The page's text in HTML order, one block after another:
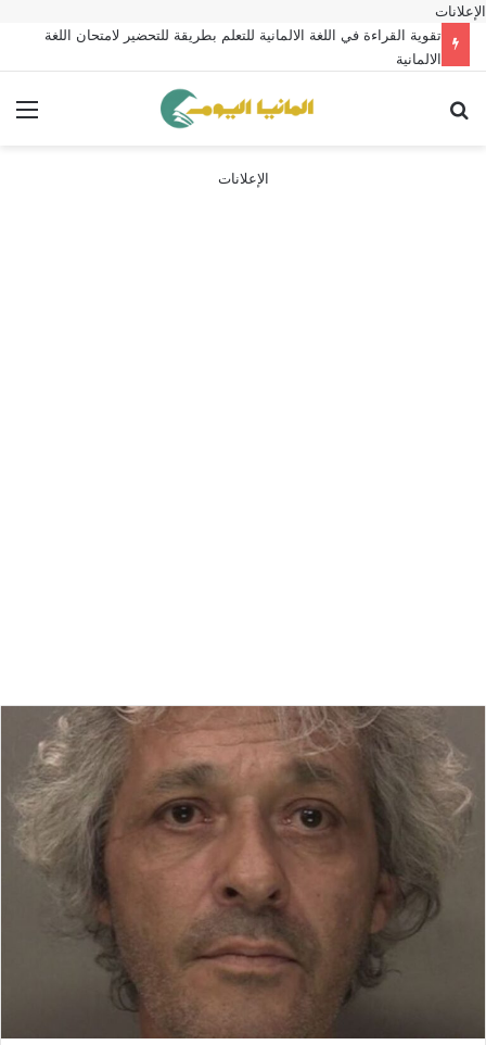
الإعلانات
تقوية القراءة في اللغة الالمانية للتعلم بطريقة للتحضير لامتحان اللغة
الالمانية
الإعلانات